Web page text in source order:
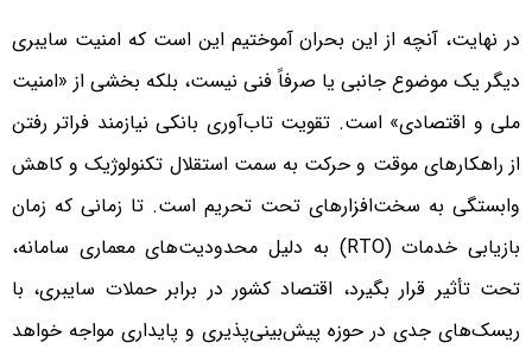
در نهایت، آنچه از این بحران آموختیم این است که امنیت سایبری
دیگر یک موضوع جانبی یا صرفاً فنی نیست، بلکه بخشی از «امنیت
ملی و اقتصادی» است. تقویت تاب‌آوری بانکی نیازمند فراتر رفتن
از راهکارهای موقت و حرکت به سمت استقلال تکنولوژیک و کاهش
وابستگی به سخت‌افزارهای تحت تحریم است. تا زمانی که زمان
بازیابی خدمات (RTO) به دلیل محدودیت‌های معماری سامانه،
تحت تأثیر قرار بگیرد، اقتصاد کشور در برابر حملات سایبری، با
ریسک‌های جدی در حوزه پیش‌بینی‌پذیری و پایداری مواجه خواهد